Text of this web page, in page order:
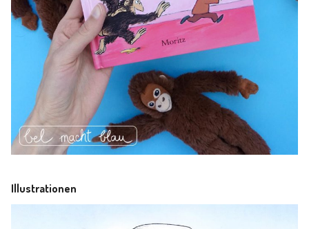
Illustrationen